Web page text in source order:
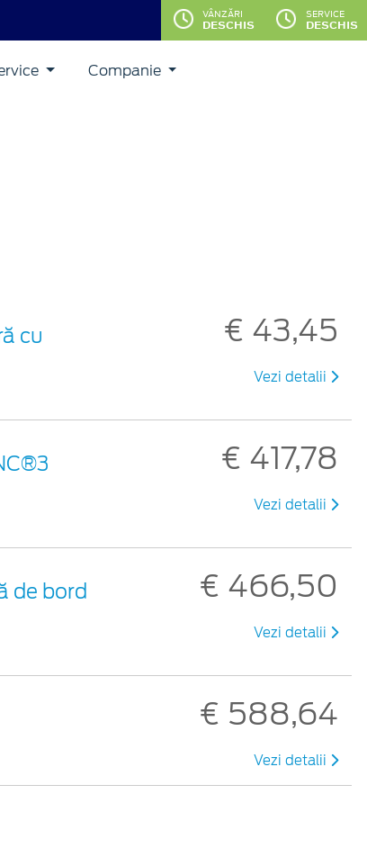
VÂNZĂRI
DESCHIS
SERVICE
DESCHIS
Companie
cu
€ 43,45
Vezi detalii
€ 417,78
Vezi detalii
de bord
€ 466,50
Vezi detalii
€ 588,64
Vezi detalii